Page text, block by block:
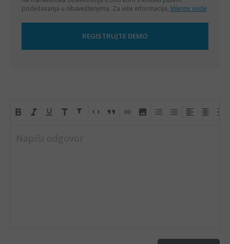
podešavanja u obaveštenjima. Za više informacija, kliknite ovde
Napiši odgovor